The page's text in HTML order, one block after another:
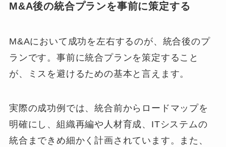
M&A後の統合プランを事前に策定する
M&Aにおいて成功を左右するのが、統合後のプ
ランです。事前に統合プランを策定すること
が、ミスを避けるための基本と言えます。
実際の成功例では、統合前からロードマップを
明確にし、組織再編や人材育成、ITシステムの
統合まできめ細かく計画されています。また、